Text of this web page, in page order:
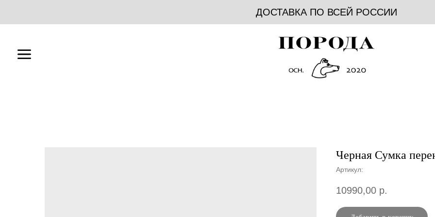
ДОСТАВКА ПО ВСЕЙ РОССИИ
Черная Сумка
Артикул:
10990,00 р.